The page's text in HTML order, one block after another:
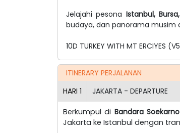
Jelajahi pesona Istanbul,
budaya, dan panorama musim
10D TURKEY WITH MT ERCIYES
ITINERARY PERJALANAN
HARI 1 JAKARTA - DEPARTURE
Berkumpul di Bandara
Jakarta ke Istanbul dengan